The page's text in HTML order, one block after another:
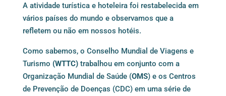
A atividade turística e hoteleira foi restabelecida em
vários países do mundo e observamos que a
refletem ou não em nossos hotéis.
Como sabemos, o Conselho Mundial de Viagens e
Turismo (WTTC)trabalhou em conjunto com a
Organização Mundial de Saúde (OMS) e os Centros
de Prevenção de Doenças (CDC) em uma série de